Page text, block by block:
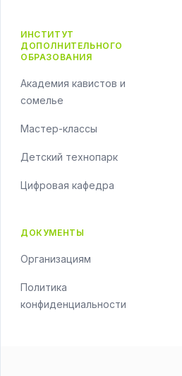
ИНСТИТУТ
ДОПОЛНИТЕЛЬНОГО
ОБРАЗОВАНИЯ
Академия кавистов и
сомелье
Мастер-классы
Детский технопарк
Цифровая кафедра
ДОКУМЕНТЫ
Организациям
Политика
конфиденциальности